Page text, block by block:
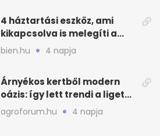
4 háztartási eszköz, ami
kikapcsolva is melegíti a
lakást
bien.hu 4 napja
Árnyékos kertből modern
oázis: így lett trendi a ligetes
zöld
agroforum.hu 4 napja